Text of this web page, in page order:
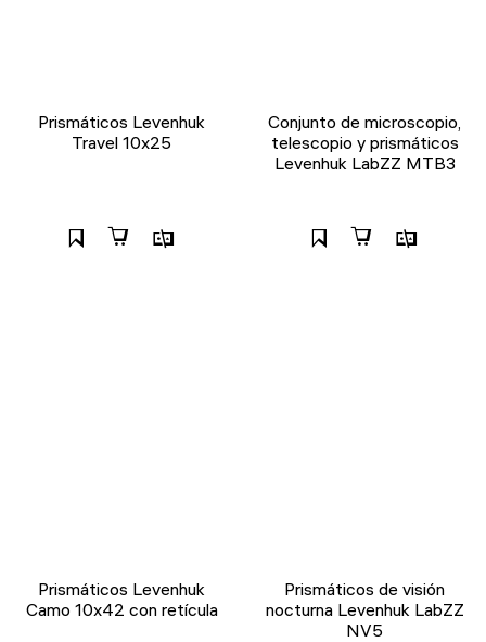
Prismáticos Levenhuk
Travel 10x25
Conjunto de microscopio,
telescopio y prismáticos
Levenhuk LabZZ MTB3
Prismáticos Levenhuk
Camo 10x42 con retícula
Prismáticos de visión
nocturna Levenhuk LabZZ
NV5